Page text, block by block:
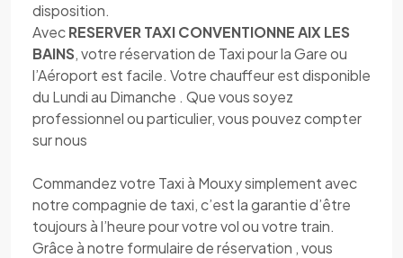
disposition.
AvecRESERVER TAXI CONVENTIONNE AIX LES
BAINS, votre réservation de Taxi pour la Gare ou
l’Aéroport est facile. Votre chauffeur est disponible
du Lundi au Dimanche . Que vous soyez
professionnel ou particulier, vous pouvez compter
sur nous
Commandez votre Taxi à Mouxy simplement avec
notre compagnie de taxi, c’est la garantie d’être
toujours à l’heure pour votre vol ou votre train.
Grâce à notre formulaire de réservation , vous